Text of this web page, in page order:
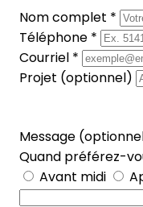
Nom complet *
Téléphone *
Courriel *
Projet (optionnel)
Message
Quand préférez-
Avant midi